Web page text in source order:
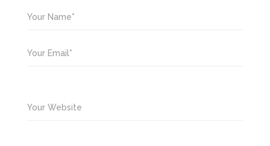
Your Name*
Your Email*
Your Website